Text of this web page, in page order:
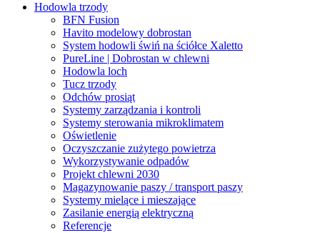
Hodowla trzody
BFN Fusion
Havito modelowy dobrostan
System hodowli świń na ściółce Xaletto
PureLine | Dobrostan w chlewni
Hodowla loch
Tucz trzody
Odchów prosiąt
Systemy zarządzania i kontroli
Systemy sterowania mikroklimatem
Oświetlenie
Oczyszczanie zużytego powietrza
Wykorzystywanie odpadów
Projekt chlewni 2030
Magazynowanie paszy / transport paszy
Systemy mielące i mieszające
Zasilanie energią elektryczną
Referencje